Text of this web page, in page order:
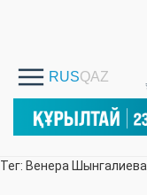
Тег: Венера Шынгалиева